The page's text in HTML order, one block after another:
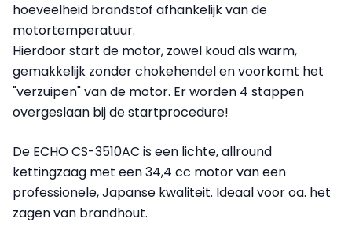
hoeveelheid brandstof afhankelijk van de
motortemperatuur.
Hierdoor start de motor, zowel koud als warm,
gemakkelijk zonder chokehendel en voorkomt het
"verzuipen" van de motor. Er worden 4 stappen
overgeslaan bij de startprocedure!
De ECHO CS-3510AC is een lichte, allround
kettingzaag met een 34,4 cc motor van een
professionele, Japanse kwaliteit. Ideaal voor oa. het
zagen van brandhout.